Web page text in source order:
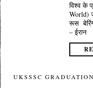
विश्व के
World)
रूस
– ईरान
UKSSSC